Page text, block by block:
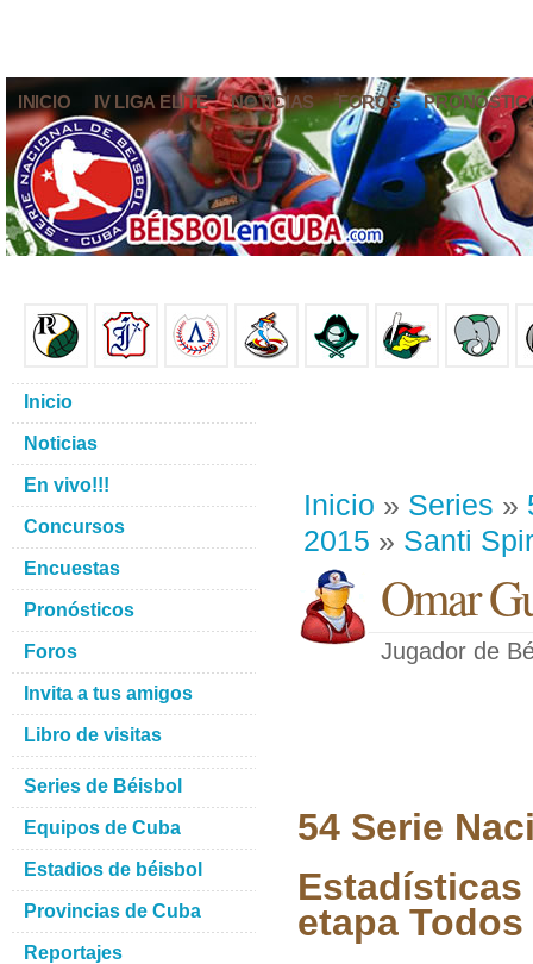
INICIO IV LIGA ELITE NOTICIAS FOROS
Inicio » Series »
2015 » Santi
Omar
Jugador de
54 Serie
Estadísticas
etapa
Inicio
Noticias
En vivo!!!
Concursos
Encuestas
Pronósticos
Foros
Invita a tus amigos
Libro de visitas
Series de Béisbol
Equipos de Cuba
Estadios de béisbol
Provincias de Cuba
Reportajes